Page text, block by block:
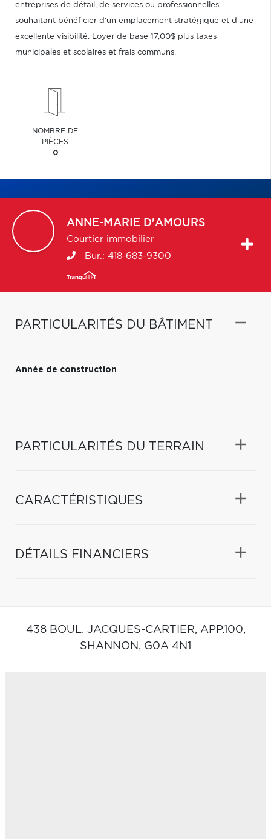
entreprises de détail, de services ou professionnelles
souhaitant bénéficier d'un emplacement stratégique et d'une
excellente visibilité. Loyer de base 17,00$ plus taxes
municipales et scolaires et frais communs.
NOMBRE DE
PIÈCES
0
ANNE-MARIE D'AMOURS
Courtier immobilier
Bur.: 418-683-9300
PARTICULARITÉS DU BÂTIMENT
Année de construction
PARTICULARITÉS DU TERRAIN
CARACTÉRISTIQUES
DÉTAILS FINANCIERS
438 BOUL. JACQUES-CARTIER, APP.100,
SHANNON, G0A 4N1